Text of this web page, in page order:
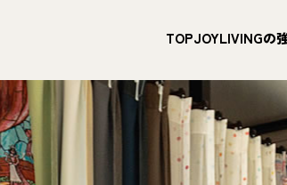
TOPJOYLIVINGの